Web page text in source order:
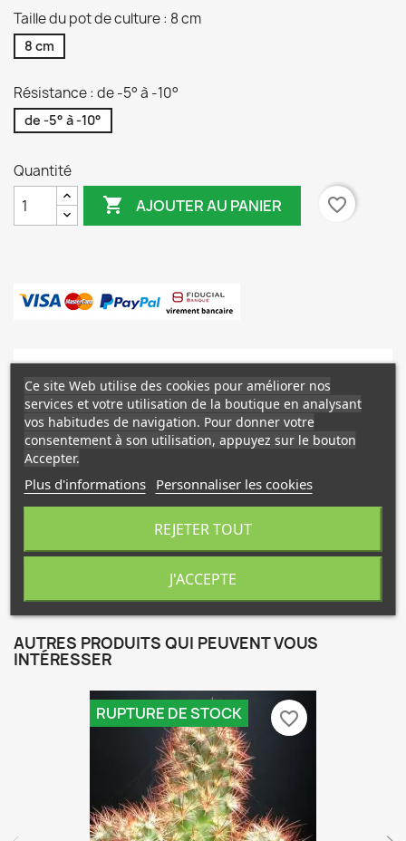
Taille du pot de culture : 8 cm
8 cm
Résistance : de -5° à -10°
de -5° à -10°
Quantité
 AJOUTER AU PANIER favorite_border
Description Détails du produit
**Description**
Forme rare de l'astrophytum myriostigma, corps
couvert d'un floconnage blanc, à quatre côtes.
Fleurs jaunes.
Attention aux arrosages.
AUTRES PRODUITS QUI PEUVENT VOUS
INTÉRESSER
RUPTURE DE STOCK favorite_border
Ce site Web utilise des cookies pour améliorer nos
services et votre utilisation de la boutique en analysant
vos habitudes de navigation. Pour donner votre
consentement à son utilisation, appuyez sur le bouton
Accepter.
Plus d'informations Personnaliser les cookies
REJETER TOUT
J'ACCEPTE